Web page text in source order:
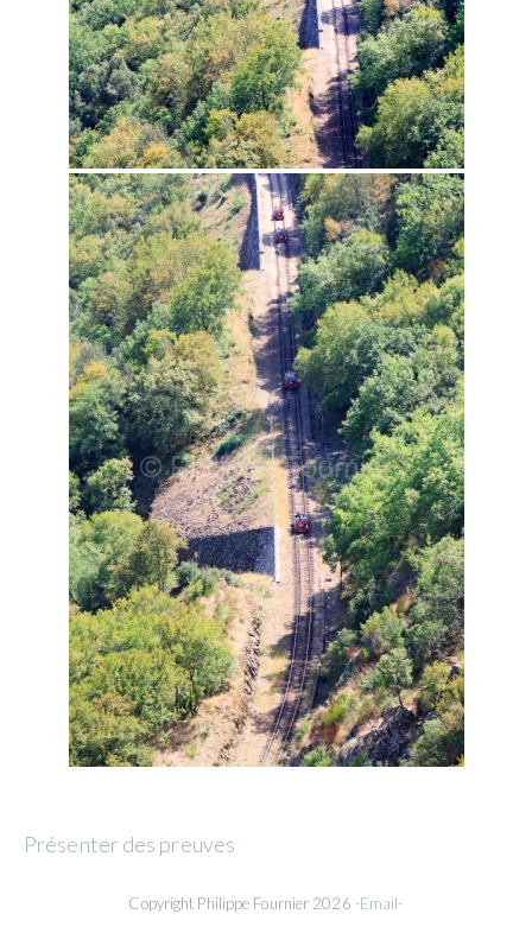
Présenter des preuves
Copyright Philippe Fournier 2026 -Email-